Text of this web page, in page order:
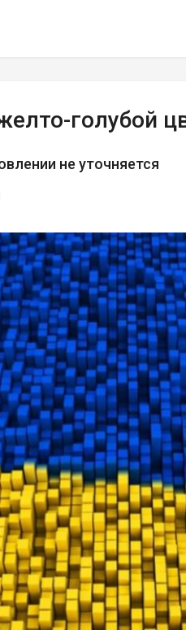
голубой
не уточняется